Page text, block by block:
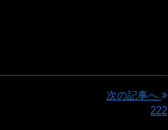
次の記事へ
222